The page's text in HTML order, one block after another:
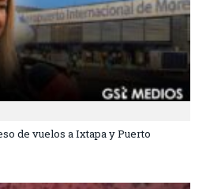
de vuelos a Ixtapa y Puerto